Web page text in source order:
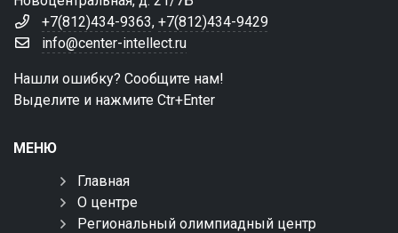
+7(812)434-9363, +7(812)434-9429
info@center-intellect.ru
Нашли ошибку? Сообщите нам!
Выделите и нажмите Ctr+Enter
МЕНЮ
Главная
О центре
Региональный олимпиадный центр